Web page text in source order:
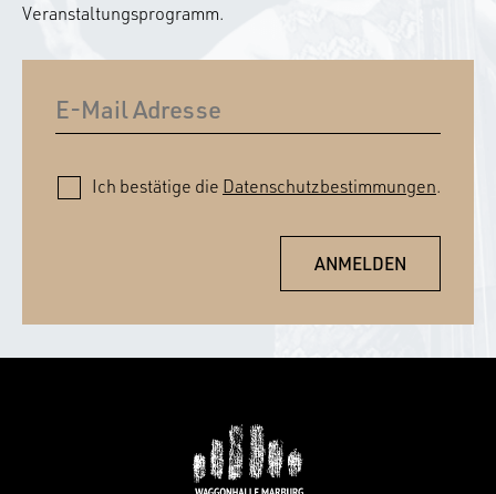
Veranstaltungsprogramm.
Ich bestätige die Datenschutzbestimmungen.